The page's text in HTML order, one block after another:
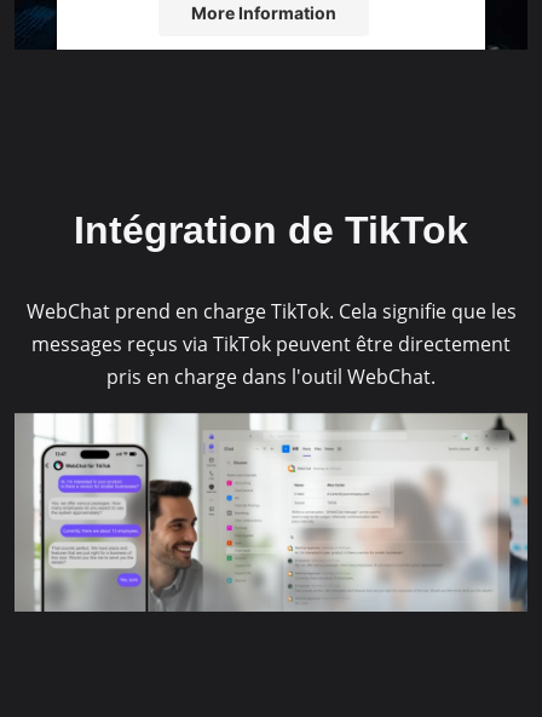
More Information
Intégration de TikTok
WebChat prend en charge TikTok. Cela signifie que les
messages reçus via TikTok peuvent être directement
pris en charge dans l'outil WebChat.